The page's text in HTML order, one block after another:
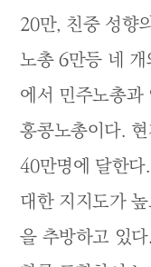
20만, 친중 성향
노총 6만등 네
에서 민주노총과
홍콩노총이다.
40만명에 달한
대한 지지도가
을 추방하고 있